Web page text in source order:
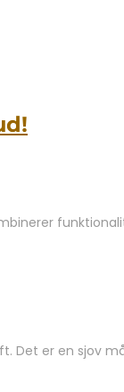
er en sjov